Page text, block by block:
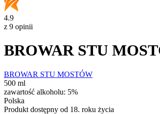
4.9
z 9 opinii
BROWAR STU
BROWAR STU MOSTÓW
500 ml
zawartość alkoholu: 5%
Polska
Produkt dostępny od 18. roku życia